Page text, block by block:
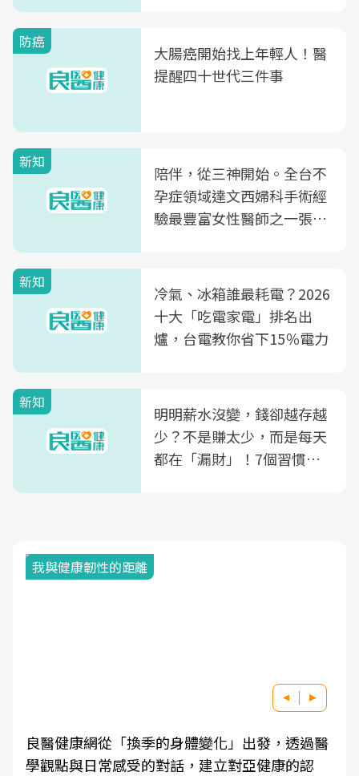
防癌
大腸癌開始找上年輕人！醫
提醒四十世代三件事
新知
陪伴，從三神開始。全台不
孕症領域達文西婦科手術經
驗最豐富女性醫師之一張永
光田醫院建構360度女性健
康照護生態圈
新知
冷氣、冰箱誰最耗電？2026
十大「吃電家電」排名出
爐，台電教你省下15％電力
新知
明明薪水沒變，錢卻越存越
少？不是賺太少，而是每天
都在「漏財」！7個習慣一
我與健康韌性的距離
良醫健康網從「換季的身體變化」出發，透過醫
學觀點與日常感受的對話，建立對亞健康的認